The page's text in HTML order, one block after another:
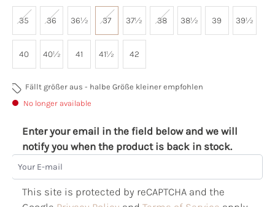
35 36 36½ 37 37½ 38 38½ 39 39½
40 40½ 41 41½ 42
Fällt größer aus - halbe Größe kleiner empfohlen
No longer available
Enter your email in the field below and we will
notify you when the product is back in stock.
Your E-mail
This site is protected by reCAPTCHA and the